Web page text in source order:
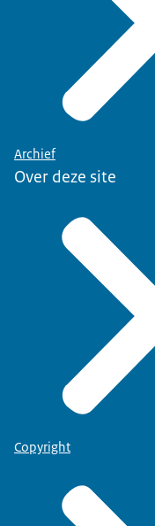
Archief
Over deze site
Copyright